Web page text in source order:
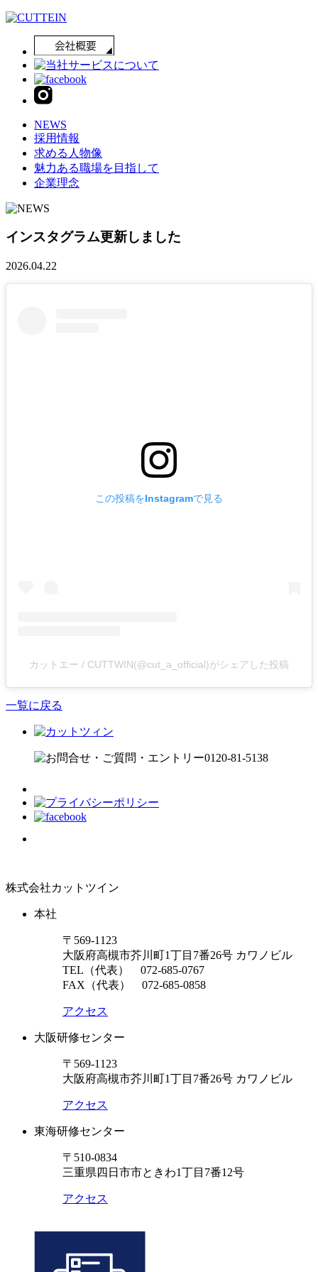
NEWS
採用情報
求める人物像
魅力ある職場を目指して
企業理念
インスタグラム更新しました
2026.04.22
この投稿をInstagramで見る
カットエー / CUTTWIN(@cut_a_official)がシェアした投稿
一覧に戻る
株式会社カットツイン
本社
〒569-1123
大阪府高槻市芥川町1丁目7番26号 カワノビル
TEL（代表） 072-685-0767
FAX（代表） 072-685-0858
アクセス
大阪研修センター
〒569-1123
大阪府高槻市芥川町1丁目7番26号 カワノビル
アクセス
東海研修センター
〒510-0834
三重県四日市市ときわ1丁目7番12号
アクセス